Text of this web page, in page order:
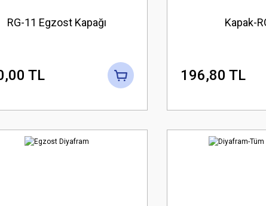
RG-11 Egzost Kapağı
TL
Kapak-
196,80 TL